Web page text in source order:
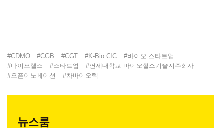
#CDMO #CGB #CGT #K-Bio CIC #바이오 스타트업
#바이오헬스 #스타트업 #연세대학교 바이오헬스기술지주회사
#오픈이노베이션 #차바이오텍
뉴스룸